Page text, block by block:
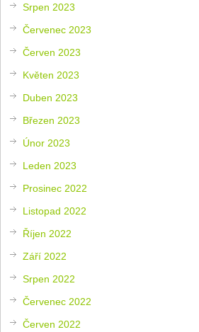
Srpen 2023
Červenec 2023
Červen 2023
Květen 2023
Duben 2023
Březen 2023
Únor 2023
Leden 2023
Prosinec 2022
Listopad 2022
Říjen 2022
Září 2022
Srpen 2022
Červenec 2022
Červen 2022